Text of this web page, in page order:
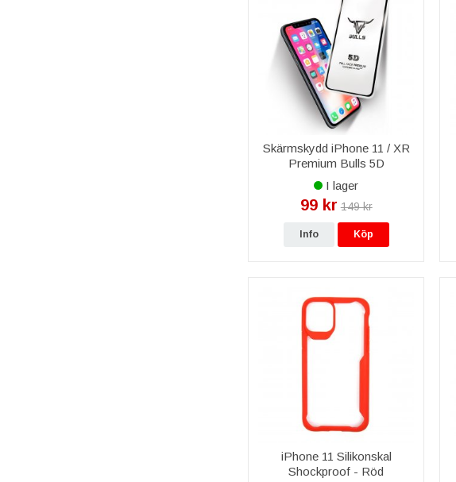
Skärmskydd iPhone 11 / XR
Premium Bulls 5D
I lager
99 kr 149 kr
Info Köp
iPhone 11 Silikonskal
Shockproof - Röd